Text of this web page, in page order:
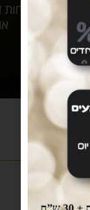
שירות